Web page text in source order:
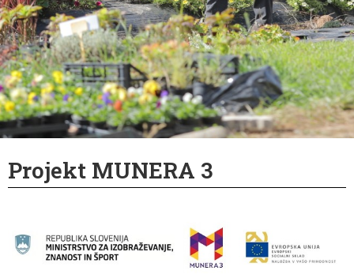
Projekt MUNERA 3